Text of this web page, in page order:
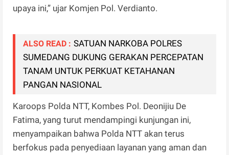
upaya ini,” ujar Komjen Pol. Verdianto.
ALSO READ : SATUAN NARKOBA POLRES
SUMEDANG DUKUNG GERAKAN PERCEPATAN
TANAM UNTUK PERKUAT KETAHANAN
PANGAN NASIONAL
Karoops Polda NTT, Kombes Pol. Deonijiu De
Fatima, yang turut mendampingi kunjungan ini,
menyampaikan bahwa Polda NTT akan terus
berfokus pada penyediaan layanan yang aman dan